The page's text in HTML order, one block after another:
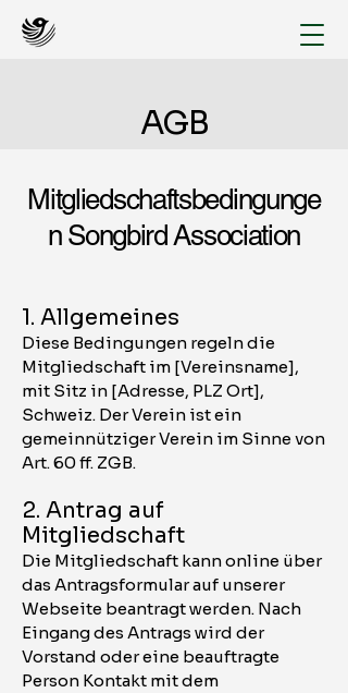
AGB
Mitgliedschaftsbedingunge
n Songbird Association
1. Allgemeines
Diese Bedingungen regeln die
Mitgliedschaft im [Vereinsname],
mit Sitz in [Adresse, PLZ Ort],
Schweiz. Der Verein ist ein
gemeinnütziger Verein im Sinne von
Art. 60 ff. ZGB.
2. Antrag auf
Mitgliedschaft
Die Mitgliedschaft kann online über
das Antragsformular auf unserer
Webseite beantragt werden. Nach
Eingang des Antrags wird der
Vorstand oder eine beauftragte
Person Kontakt mit dem